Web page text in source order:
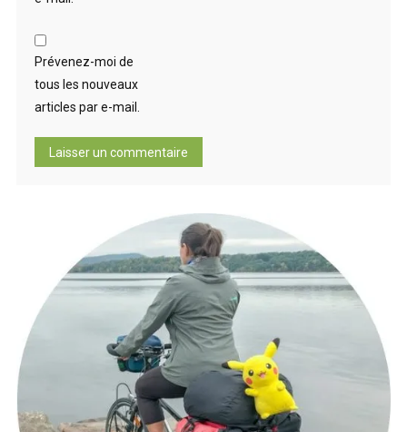
Prévenez-moi de
tous les nouveaux
articles par e-mail.